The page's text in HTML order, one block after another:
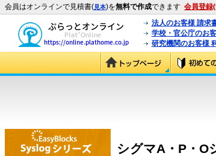
会員はオンラインで見積書(見本)を無料で作成できます 会員登録
法人のお客様 請求
学校・官公庁のお
研究機関のお客様
シグマA・P・O